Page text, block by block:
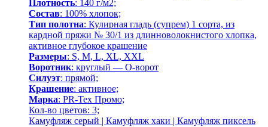
Плотность: 140 г/м2;
Состав: 100% хлопок;
Тип полотна: Кулирная гладь (супрем) 1 сорта, из
кардной пряжи № 30/1 из длинноволокнистого хлопка,
активное глубокое крашение
Размеры: S, M, L, XL, XXL
Воротник: круглый — О-ворот
Силуэт: прямой;
Крашение: активное;
Марка: PR-Tex Промо;
Кол-во цветов: 3;
Камуфляж серый | Камуфляж хаки | Камуфляж пиксель